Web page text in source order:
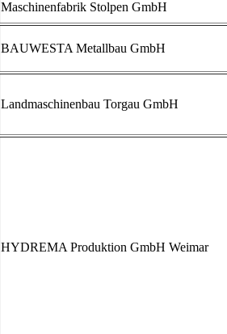
Maschinenfabrik Stolpen GmbH
BAUWESTA Metallbau GmbH
Landmaschinenbau Torgau GmbH
HYDREMA Produktion GmbH Weimar